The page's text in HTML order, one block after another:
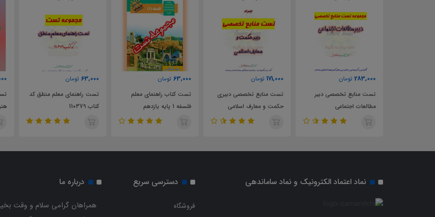
171,000 تومان
تست منابع تخصصی دبیری
حکمت و معارف اسلامی
63,000 تومان
تست کتاب راهنمای معلم
فلسفه 1 پایه یازدهم
63,000 تومان
تست راهنمای معلم منطق کد
کتاب 110379
57,000 تومان
تست راهنمای معلم فرهنگ و
هنر پایه هفتم متوسطه
نماد اعتماد الکترونیک و نماد ساماندهی دسترسی سریع
فروشگاه
درباره ما
همراهان گرامی سلام و وقت